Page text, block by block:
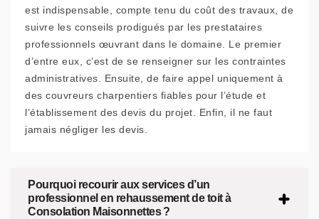
est indispensable, compte tenu du coût des travaux, de
suivre les conseils prodigués par les prestataires
professionnels œuvrant dans le domaine. Le premier
d’entre eux, c’est de se renseigner sur les contraintes
administratives. Ensuite, de faire appel uniquement à
des couvreurs charpentiers fiables pour l’étude et
l’établissement des devis du projet. Enfin, il ne faut
jamais négliger les devis.
Pourquoi recourir aux services d’un
professionnel en rehaussement de toit à
Consolation Maisonnettes ?